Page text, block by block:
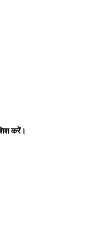
करें।